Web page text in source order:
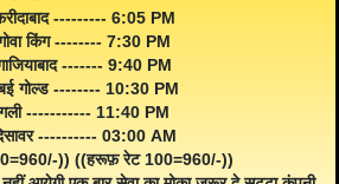
--------- 6:05 PM
किंग -------- 7:30 PM
------- 9:40 PM
गोल्ड -------- 10:30 PM
----------- 11:40 PM
---------- 03:00 AM
)) ((हरूफ़ रेट 100=960/-))